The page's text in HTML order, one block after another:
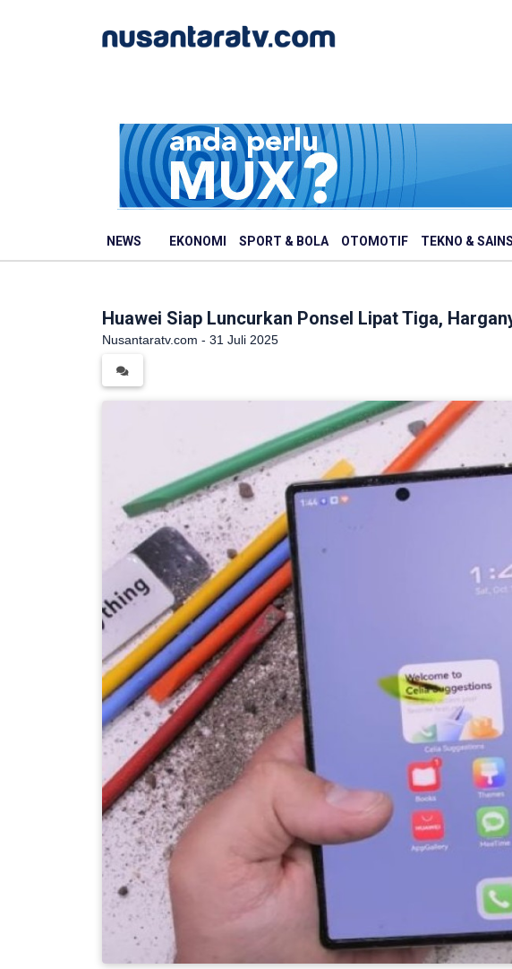
NEWS EKONOMI SPORT & BOLA OTOMOTIF TEKNO & SAINS
Huawei Siap Luncurkan Ponsel Lipat Tiga,
Nusantaratv.com - 31 Juli 2025